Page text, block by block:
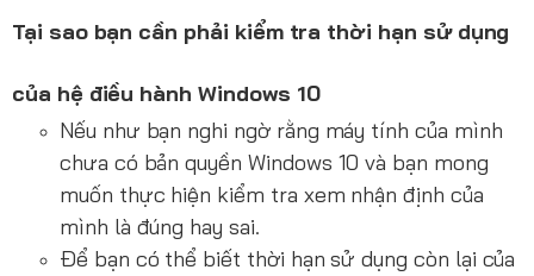
Tại sao bạn cần phải kiểm tra thời hạn sử dụng
của hệ điều hành Windows 10
Nếu như bạn nghi ngờ rằng máy tính của mình
chưa có bản quyền Windows 10 và bạn mong
muốn thực hiện kiểm tra xem nhận định của
mình là đúng hay sai.
Để bạn có thể biết thời hạn sử dụng còn lại của